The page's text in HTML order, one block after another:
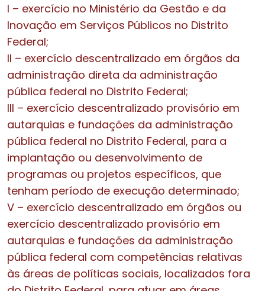
I – exercício no Ministério da Gestão e da
Inovação em Serviços Públicos no Distrito
Federal;
II – exercício descentralizado em órgãos da
administração direta da administração
pública federal no Distrito Federal;
III – exercício descentralizado provisório em
autarquias e fundações da administração
pública federal no Distrito Federal, para a
implantação ou desenvolvimento de
programas ou projetos específicos, que
tenham período de execução determinado;
V – exercício descentralizado em órgãos ou
exercício descentralizado provisório em
autarquias e fundações da administração
pública federal com competências relativas
às áreas de políticas sociais, localizados fora